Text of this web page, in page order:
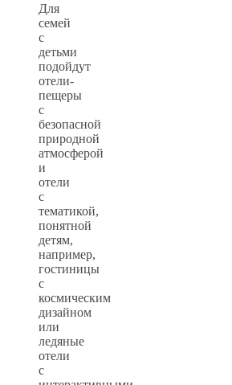
Для
семей
с
детьми
подойдут
отели-
пещеры
с
безопасной
природной
атмосферой
и
отели
с
тематикой,
понятной
детям,
например,
гостиницы
с
космическим
дизайном
или
ледяные
отели
с